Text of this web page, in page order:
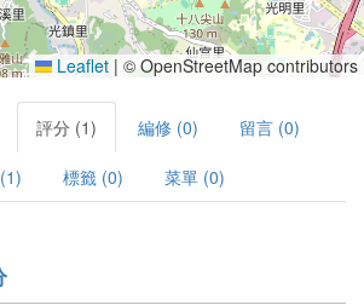
Leaflet | © OpenStreetMap contributors
評分 (1) 編修 (0) 留言 (0)
標籤 (0) 菜單 (0)